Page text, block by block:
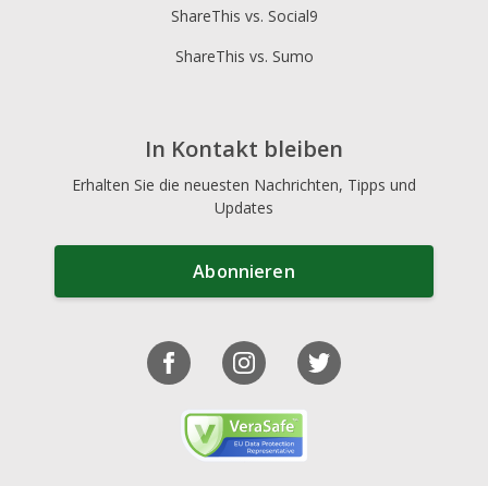
ShareThis vs. Social9
ShareThis vs. Sumo
In Kontakt bleiben
Erhalten Sie die neuesten Nachrichten, Tipps und
Updates
Abonnieren